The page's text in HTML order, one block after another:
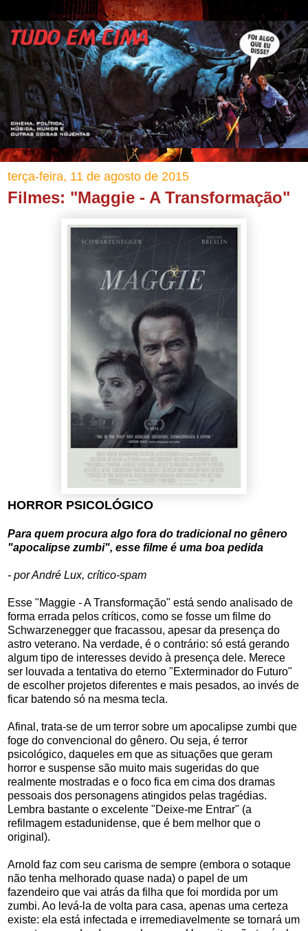
terça-feira, 11 de agosto de 2015
Filmes: "Maggie - A Transformação"
HORROR PSICOLÓGICO
Para quem procura algo fora do tradicional no gênero
"apocalipse zumbi", esse filme é uma boa pedida
- por André Lux, crítico-spam
Esse "Maggie - A Transformação" está sendo analisado de
forma errada pelos críticos, como se fosse um filme do
Schwarzenegger que fracassou, apesar da presença do
astro veterano. Na verdade, é o contrário: só está gerando
algum tipo de interesses devido à presença dele. Merece
ser louvada a tentativa do eterno "Exterminador do Futuro"
de escolher projetos diferentes e mais pesados, ao invés de
ficar batendo só na mesma tecla.
Afinal, trata-se de um terror sobre um apocalipse zumbi que
foge do convencional do gênero. Ou seja, é terror
psicológico, daqueles em que as situações que geram
horror e suspense são muito mais sugeridas do que
realmente mostradas e o foco fica em cima dos dramas
pessoais dos personagens atingidos pelas tragédias.
Lembra bastante o excelente "Deixe-me Entrar" (a
refilmagem estadunidense, que é bem melhor que o
original).
Arnold faz com seu carisma de sempre (embora o sotaque
não tenha melhorado quase nada) o papel de um
fazendeiro que vai atrás da filha que foi mordida por um
zumbi. Ao levá-la de volta para casa, apenas uma certeza
existe: ela está infectada e irremediavelmente se tornará um